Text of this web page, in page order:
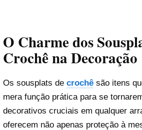
O Charme dos
Crochê na Decoração
Os sousplats de crochê são itens
mera função prática para se
decorativos cruciais em qualquer
oferecem não apenas proteção à